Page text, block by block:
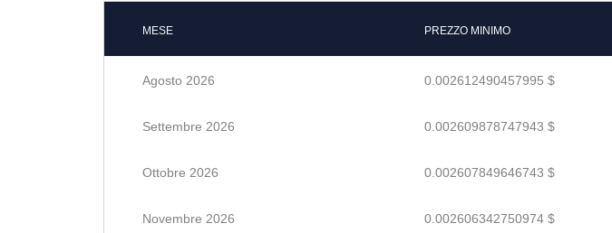
MESE PREZZO MINIMO
Agosto 2026 0.002612490457995 $
Settembre 2026 0.002609878747943 $
Ottobre 2026 0.002607849646743 $
Novembre 2026 0.002606342750974 $